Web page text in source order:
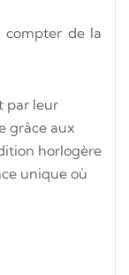
compter de la
par leur
grâce aux
horlogère
unique où